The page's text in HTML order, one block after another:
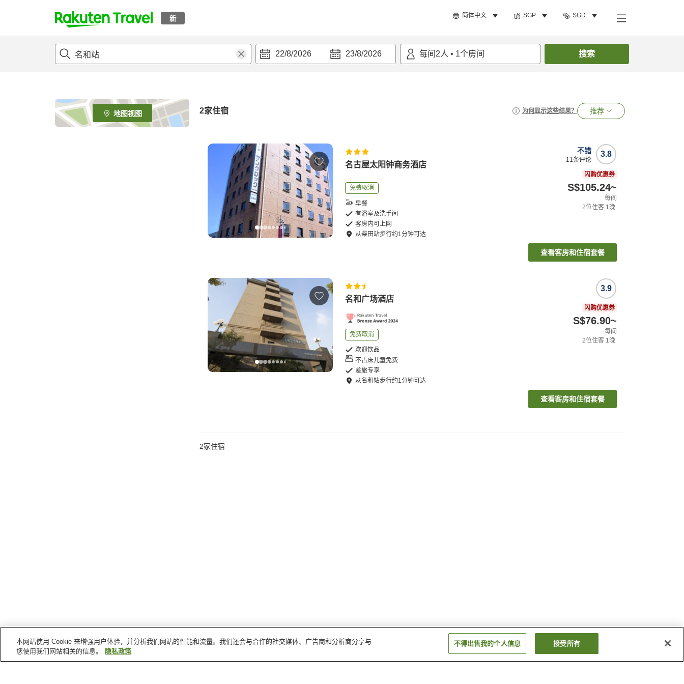
新 简体中文 SGP SGD
t
p
e
_
s
22/8/2026 23/8/2026 每间 2人 • 1个房间 搜索
地图视图 2家住宿 为何显示这些结果？ 推荐
名古屋太阳钟商务酒店
免费取消
早餐
有浴室及洗手间
客房内可上网
从柴田站步行约1分钟可达
3.8
不错
11条评论
闪购优惠券
S$105.24~
每间
2位住客 1晚
查看客房和住宿套餐
名和广场酒店
免费取消
欢迎饮品
不占床儿童免费
差旅专享
从名和站步行约1分钟可达
3.9
闪购优惠券
S$76.90~
每间
2位住客 1晚
查看客房和住宿套餐
2家住宿
本网站使用 Cookie 来增强用户体验，并分析我们网站的性能和流量。我们还会与合作的社交媒体、广告商和分析商分享与
您使用我们网站相关的信息。
隐私政策
不得出售我的个人信息 接受所有